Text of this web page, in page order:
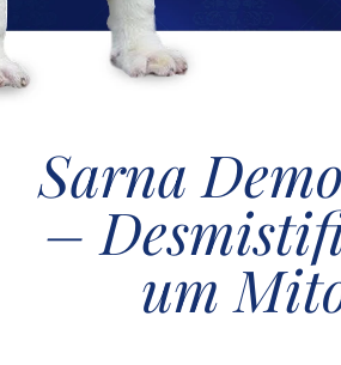
Sarna
–
um